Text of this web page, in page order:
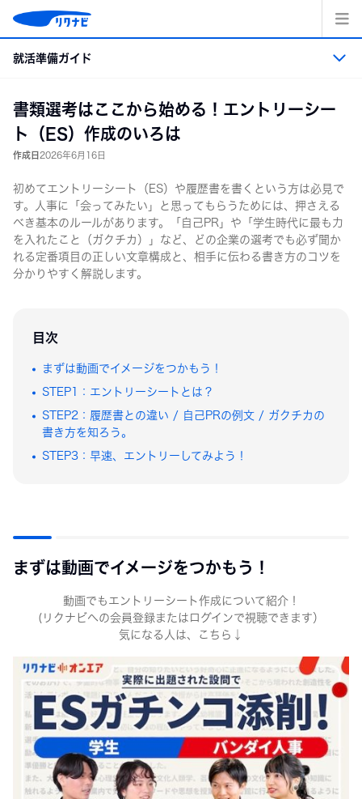
テ
キッ
就活準備ガイド
就活準備ガイド トップ
業界・職業・企業研究
エントリーシート・適性検査の準備
インターンシップ＆キャリア
大学1・2年生
書類選考はここから始める！エントリーシー
ト（ES）作成のいろは
作成日 2026年6月16日
初めてエントリーシート（ES）や履歴書を書くという方は必見で
す。人事に「会ってみたい」と思ってもらうためには、押さえる
べき基本のルールがあります。「自己PR」や「学生時代に最も力
を入れたこと（ガクチカ）」など、どの企業の選考でも必ず聞か
れる定番項目の正しい文章構成と、相手に伝わる書き方のコツを
分かりやすく解説します。
目次
まずは動画でイメージをつかもう！
STEP1：エントリーシートとは？
STEP2：履歴書との違い / 自己PRの例文 / ガクチカの
書き方を知ろう。
STEP3：早速、エントリーしてみよう！
まずは動画でイメージをつかもう！
動画でもエントリーシート作成について紹介！
(リクナビへの会員登録またはログインで視聴できます）
気になる人は、こちら↓